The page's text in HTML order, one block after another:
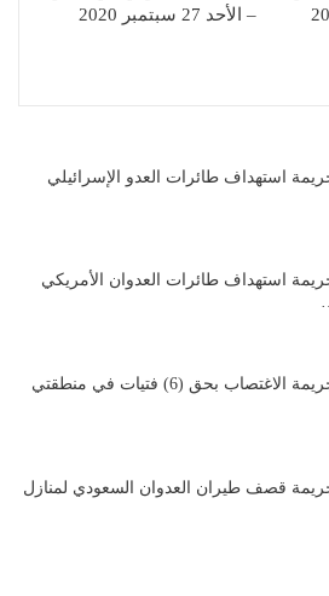
– الأحد 27 سبتمبر 2020
جريمة استهداف طائرات العدو الإسرائيلي
جريمة استهداف طائرات العدوان الأمريكي
بيان إدانة جريمة الاغتصاب بحق (6) فتيات في منطقتي
جريمة قصف طيران العدوان السعودي لمنازل